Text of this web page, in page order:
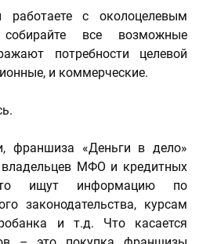
с околоцелевым
все возможные
потребности целевой
и коммерческие.
франшиза «Деньги в дело»
владельцев МФО и кредитных
ищут информацию по
законодательства, курсам
и т.д. Что касается